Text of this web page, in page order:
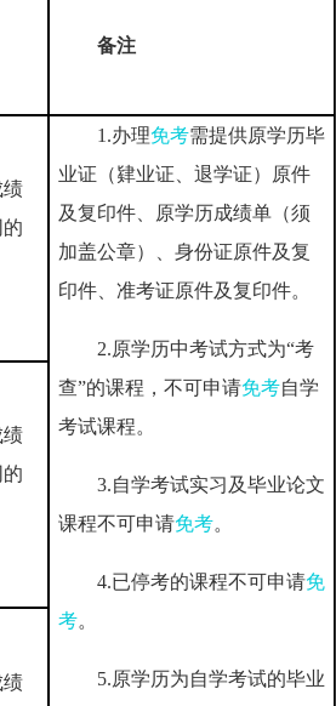
备注
绩
1.办理免考需提供原学历毕
业证（肄业证、退学证）原件
及复印件、原学历成绩单（须
加盖公章）、身份证原件及复
印件、准考证原件及复印件。
2.原学历中考试方式为“考
查”的课程，不可申请免考自学
考试课程。
3.自学考试实习及毕业论文
课程不可申请免考。
4.已停考的课程不可申请免
考。
5.原学历为自学考试的毕业
绩
绩